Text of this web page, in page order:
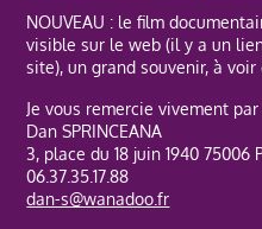
NOUVEAU : le film
visible sur le web (il y a un
site), un grand souvenir, à voir
Je vous remercie vivement
Dan SPRINCEANA
3, place du 18 juin 1940 75006
06.37.35.17.88
dan-s@wanadoo.fr